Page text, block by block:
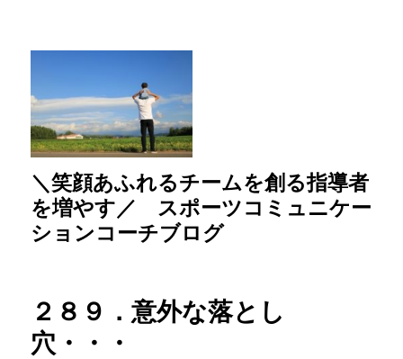
＼笑顔あふれるチームを創る指導者
を増やす／ スポーツコミュニケー
ションコーチブログ
２８９．意外な落とし
穴・・・